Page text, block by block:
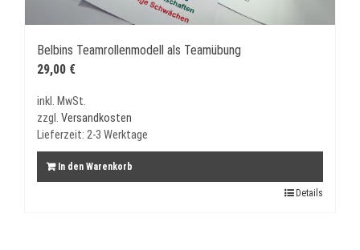
Belbins Teamrollenmodell als Teamübung
29,00 €
inkl. MwSt.
zzgl. Versandkosten
Lieferzeit: 2-3 Werktage
In den Warenkorb
Details